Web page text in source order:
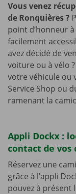
Vous venez
de Ronquières?
point d’honneur
facilement
avez décidé de
voiture ou à vélo
votre véhicule ou
Service Shop ou
ramenant la
Appli Dockx :
contact de
Réservez une
grâce à l’appli
pouvez à présent